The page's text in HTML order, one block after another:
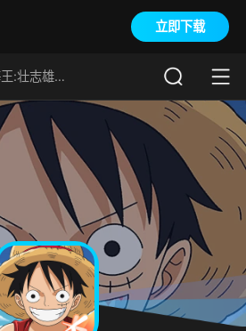
立即下载
航海王:壮志雄心加速器